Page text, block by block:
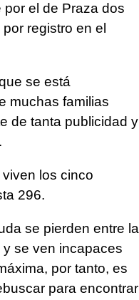
el de Praza dos
registro en el
se está
muchas familias
de tanta publicidad y
los cinco
296.
se pierden entre la
se ven incapaces
por tanto, es
para encontrar